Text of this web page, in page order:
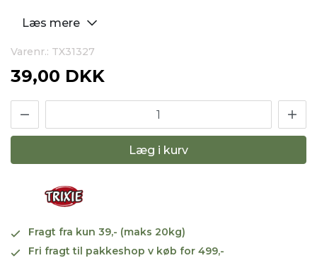
Læs mere
Varenr.: TX31327
39,00 DKK
Læg i kurv
Fragt fra kun 39,- (maks 20kg)
Fri fragt til pakkeshop v køb for 499,-